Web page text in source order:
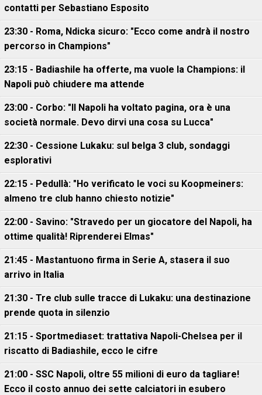
contatti per Sebastiano Esposito
23:30 - Roma, Ndicka sicuro: "Ecco come andrà il nostro
percorso in Champions"
23:15 - Badiashile ha offerte, ma vuole la Champions: il
Napoli può chiudere ma attende
23:00 - Corbo: "Il Napoli ha voltato pagina, ora è una
società normale. Devo dirvi una cosa su Lucca"
22:30 - Cessione Lukaku: sul belga 3 club, sondaggi
esplorativi
22:15 - Pedullà: "Ho verificato le voci su Koopmeiners:
almeno tre club hanno chiesto notizie"
22:00 - Savino: "Stravedo per un giocatore del Napoli, ha
ottime qualità! Riprenderei Elmas"
21:45 - Mastantuono firma in Serie A, stasera il suo
arrivo in Italia
21:30 - Tre club sulle tracce di Lukaku: una destinazione
prende quota in silenzio
21:15 - Sportmediaset: trattativa Napoli-Chelsea per il
riscatto di Badiashile, ecco le cifre
21:00 - SSC Napoli, oltre 55 milioni di euro da tagliare!
Ecco il costo annuo dei sette calciatori in esubero